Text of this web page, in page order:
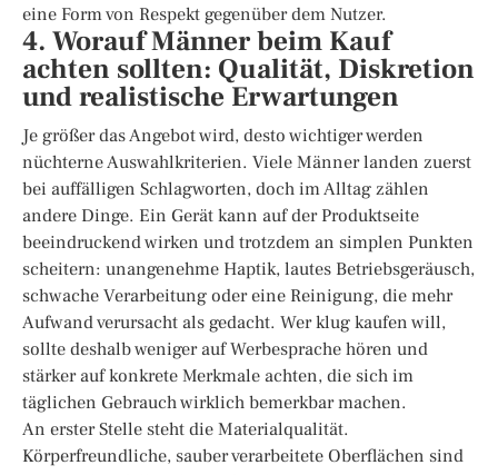
eine Form von Respekt gegenüber dem Nutzer.
4. Worauf Männer beim Kauf
achten sollten: Qualität, Diskretion
und realistische Erwartungen
Je größer das Angebot wird, desto wichtiger werden
nüchterne Auswahlkriterien. Viele Männer landen zuerst
bei auffälligen Schlagworten, doch im Alltag zählen
andere Dinge. Ein Gerät kann auf der Produktseite
beeindruckend wirken und trotzdem an simplen Punkten
scheitern: unangenehme Haptik, lautes Betriebsgeräusch,
schwache Verarbeitung oder eine Reinigung, die mehr
Aufwand verursacht als gedacht. Wer klug kaufen will,
sollte deshalb weniger auf Werbesprache hören und
stärker auf konkrete Merkmale achten, die sich im
täglichen Gebrauch wirklich bemerkbar machen.
An erster Stelle steht die Materialqualität.
Körperfreundliche, sauber verarbeitete Oberflächen sind